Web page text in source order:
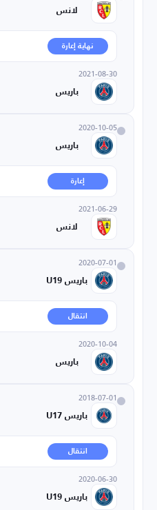
لانس
نهاية إعارة
2021-08-30
باريس
2020-10-05
باريس
إعارة
2021-06-29
لانس
2020-07-01
باريس U19
انتقال
2020-10-04
باريس
2018-07-01
باريس U17
انتقال
2020-06-30
باريس U19